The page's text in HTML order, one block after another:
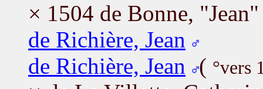
× 1504 de Bonne,
de Richière, Jean
de Richière, Jean
( °vers